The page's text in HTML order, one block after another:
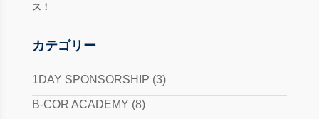
ス！
カテゴリー
1DAY SPONSORSHIP (3)
B-COR ACADEMY (8)